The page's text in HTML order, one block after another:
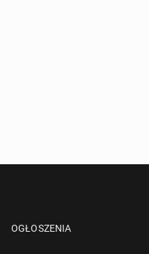
OGŁOSZENIA